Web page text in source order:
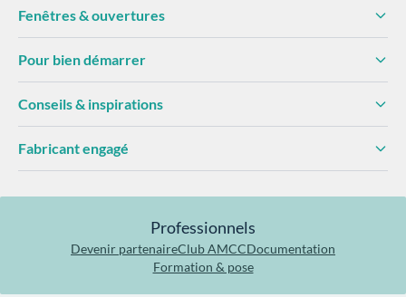
Fenêtres & ouvertures
Pour bien démarrer
Conseils & inspirations
Fabricant engagé
Professionnels
Devenir partenaireClub AMCCDocumentation
Formation & pose